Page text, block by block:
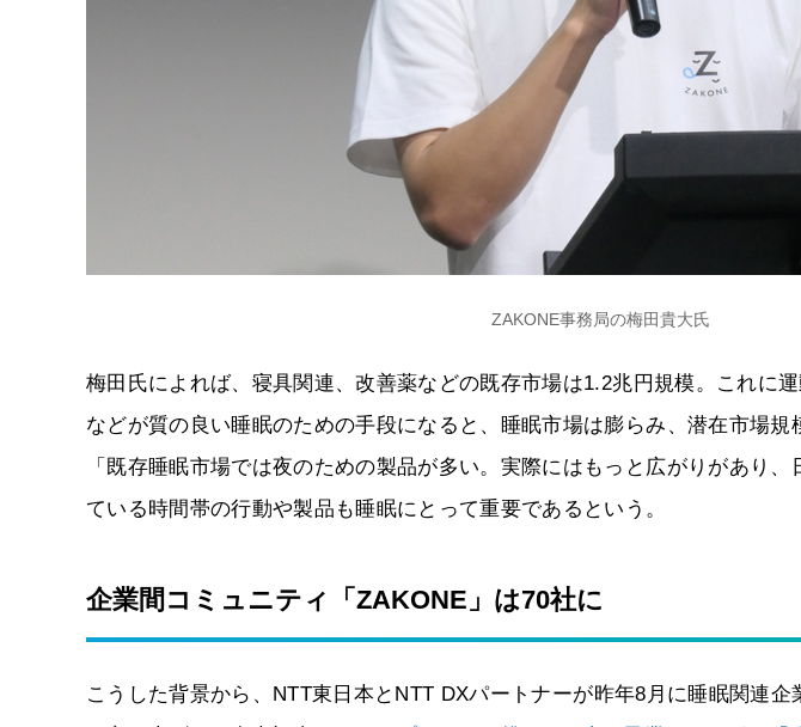
ZAKONE事務局の梅田貴大氏
梅田氏によれば、寝具関連、改善薬などの既存市場は1.2兆円規模。これに
などが質の良い睡眠のための手段になると、睡眠市場は膨らみ、潜在市場規
「既存睡眠市場では夜のための製品が多い。実際にはもっと広がりがあり
ている時間帯の行動や製品も睡眠にとって重要であるという。
企業間コミュニティ「ZAKONE」は70社に
こうした背景から、NTT東日本とNTT DXパートナーが昨年8月に睡眠関連企